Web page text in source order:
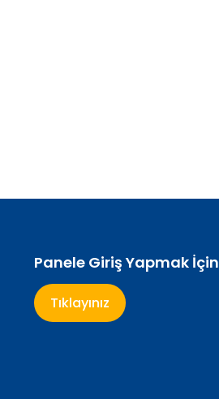
Panele Giriş Yapmak İçin
Tıklayınız